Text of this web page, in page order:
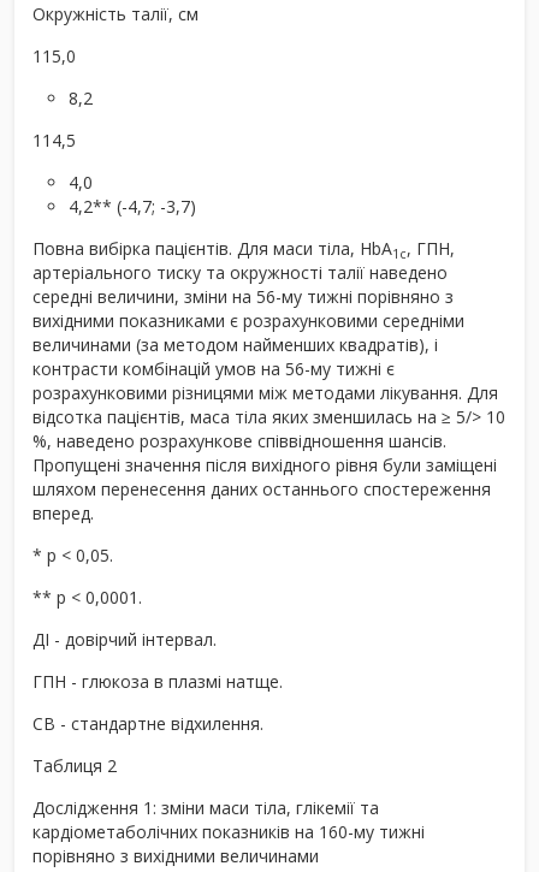
Окружність талії, см
115,0
8,2
114,5
4,0
4,2** (-4,7; -3,7)
Повна вибірка пацієнтів. Для маси тіла, HbA1c, ГПН,
артеріального тиску та окружності талії наведено
середні величини, зміни на 56-му тижні порівняно з
вихідними показниками є розрахунковими середніми
величинами (за методом найменших квадратів), і
контрасти комбінацій умов на 56-му тижні є
розрахунковими різницями між методами лікування. Для
відсотка пацієнтів, маса тіла яких зменшилась на ≥ 5/> 10
%, наведено розрахункове співвідношення шансів.
Пропущені значення після вихідного рівня були заміщені
шляхом перенесення даних останнього спостереження
вперед.
* p < 0,05.
** p < 0,0001.
ДІ - довірчий інтервал.
ГПН - глюкоза в плазмі натще.
СВ - стандартне відхилення.
Таблиця 2
Дослідження 1: зміни маси тіла, глікемії та
кардіометаболічних показників на 160-му тижні
порівняно з вихідними величинами